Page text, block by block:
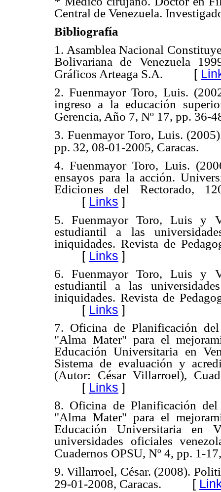
Central de Venezuela.
Bibliografía
1. Asamblea Nacional
Bolivariana de Venezuela
Gráficos Arteaga S.A. [
2. Fuenmayor Toro, Luis.
ingreso a la educación
Gerencia, Año 7, Nº 17, pp. 36-
3. Fuenmayor Toro, Luis.
pp. 32, 08-01-2005, Caracas.
4. Fuenmayor Toro, Luis.
ensayos para la acción.
Ediciones del Rectorado,
[ Links ]
5. Fuenmayor Toro, Luis y
estudiantil a las
iniquidades. Revista de
[ Links ]
6. Fuenmayor Toro, Luis y
estudiantil a las
iniquidades. Revista de
[ Links ]
7. Oficina de Planificación
"Alma Mater" para el
Educación Universitaria en
Sistema de evaluación y
(Autor: César Villarroel),
[ Links ]
8. Oficina de Planificación
"Alma Mater" para el
Educación Universitaria en
universidades oficiales
Cuadernos OPSU, Nº 4, pp. 1-
9. Villarroel, César. (2008).
29-01-2008, Caracas. [